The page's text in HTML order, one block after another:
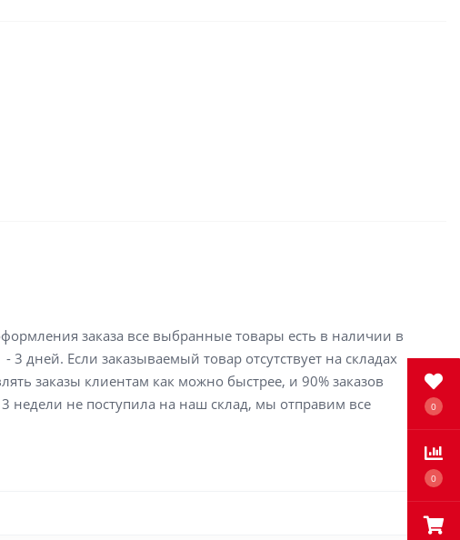
0
0
заказа все выбранные товары есть в наличии в
дней. Если заказываемый товар отсутствует на складах
заказы клиентам как можно быстрее, и 90% заказов
недели не поступила на наш склад, мы отправим все